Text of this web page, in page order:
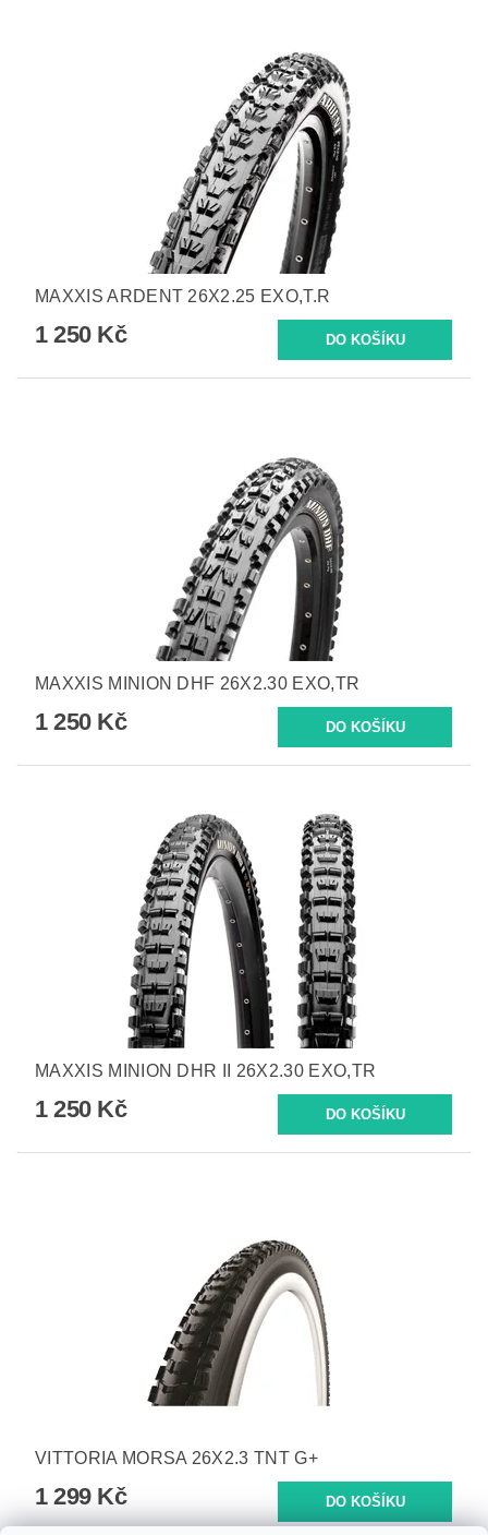
MAXXIS ARDENT 26X2.25 EXO,T.R
1 250 Kč
MAXXIS MINION DHF 26X2.30 EXO,TR
1 250 Kč
MAXXIS MINION DHR II 26X2.30 EXO,TR
1 250 Kč
VITTORIA MORSA 26X2.3 TNT G+
1 299 Kč